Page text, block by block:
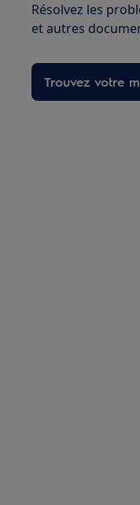
Résolvez les
et autres
Trouvez votre